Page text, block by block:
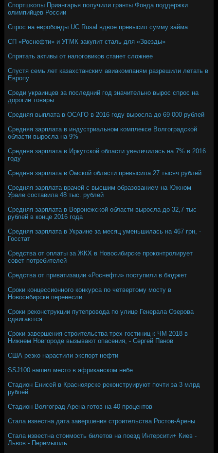
Спортшколы Приангарья получили гранты Фонда поддержки
олимпийцев России
Спрос на евробонды UC Rusal вдвое превысил сумму займа
СП «Роснефти» и УГМК закупит сталь для «Звезды»
Спрятать активы от налоговиков станет сложнее
Спустя семь лет казахстанским авиакомпаням разрешили летать в
Европу
Среди украинцев за последний год значительно вырос спрос на
дорогие товары
Средняя выплата в ОСАГО в 2016 году выросла до 69 000 рублей
Средняя зарплата в индустриальном комплексе Волгоградской
области выросла на 9%
Средняя зарплата в Иркутской области увеличилась на 7% в 2016
году
Средняя зарплата в Омской области превысила 27 тысяч рублей
Средняя зарплата врачей с высшим образованием на Южном
Урале составила 48 тыс. рублей
Средняя зарплата в Воронежской области выросла до 32,7 тыс
рублей в конце 2016 года
Средняя зарплата в Украине за месяц уменьшилась на 467 грн, -
Госстат
Средства от оплаты за ЖКХ в Новосибирске проконтролирует
совет потребителей
Средства от приватизации «Роснефти» поступили в бюджет
Сроки концессионного конкурса по четвертому мосту в
Новосибирске перенесли
Сроки реконструкции путепровода по улице Генерала Озерова
сдвигаются
Сроки завершения строительства трех гостиниц к ЧМ-2018 в
Нижнем Новгороде вызывают опасения, - Сергей Панов
США резко нарастили экспорт нефти
SSJ100 нашел место в африканском небе
Стадион Енисей в Красноярске реконструируют почти за 3 млрд
рублей
Стадион Волгоград Арена готов на 40 процентов
Стала известна дата завершения строительства Ростов-Арены
Стала известна стоимость билетов на поезд Интерсити+ Киев -
Львов - Перемышль